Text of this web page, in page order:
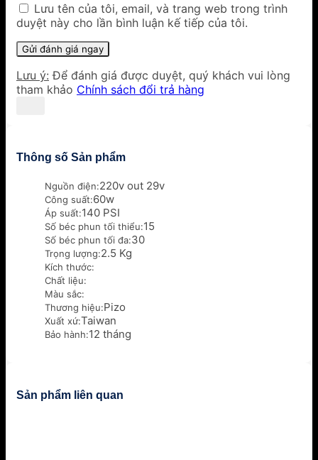
Lưu tên của tôi, email, và trang web trong trình
duyệt này cho lần bình luận kế tiếp của tôi.
Lưu ý: Để đánh giá được duyệt, quý khách vui lòng
tham khảo Chính sách đổi trả hàng
Thông số Sản phẩm
Nguồn điện:220v out 29v
Công suất:60w
Áp suất:140 PSI
Số béc phun tối thiểu:15
Số béc phun tối đa:30
Trọng lượng:2.5 Kg
Kích thước:
Chất liệu:
Màu sắc:
Thương hiệu:Pizo
Xuất xứ:Taiwan
Bảo hành:12 tháng
Sản phẩm liên quan